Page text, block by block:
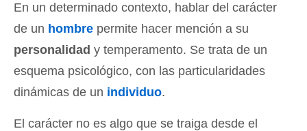
En un determinado contexto, hablar del carácter
de un hombre permite hacer mención a su
personalidad y temperamento. Se trata de un
esquema psicológico, con las particularidades
dinámicas de un individuo.
El carácter no es algo que se traiga desde el